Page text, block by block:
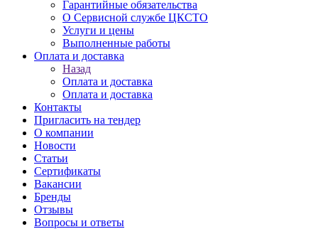
Гарантийные обязательства
О Сервисной службе ЦКСТО
Услуги и цены
Выполненные работы
Оплата и доставка
Назад
Оплата и доставка
Оплата и доставка
Контакты
Пригласить на тендер
О компании
Новости
Статьи
Сертификаты
Вакансии
Бренды
Отзывы
Вопросы и ответы